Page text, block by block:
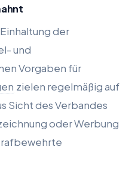
der
und
Vorgaben für
zielen regelmäßig auf
Sicht des Verbandes
oder Werbung